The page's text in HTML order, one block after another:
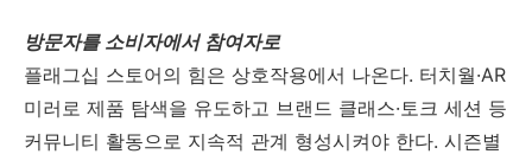
방문자를 소비자에서 참여자로
플래그십 스토어의 힘은 상호작용에서 나온다. 터치월·AR
미러로 제품 탐색을 유도하고 브랜드 클래스·토크 세션 등
커뮤니티 활동으로 지속적 관계 형성시켜야 한다. 시즌별